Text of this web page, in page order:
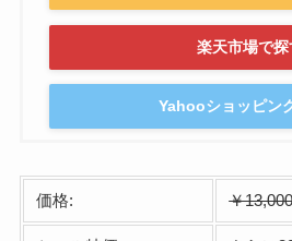
楽天市場で探
Yahooショッピン
価格: ￥